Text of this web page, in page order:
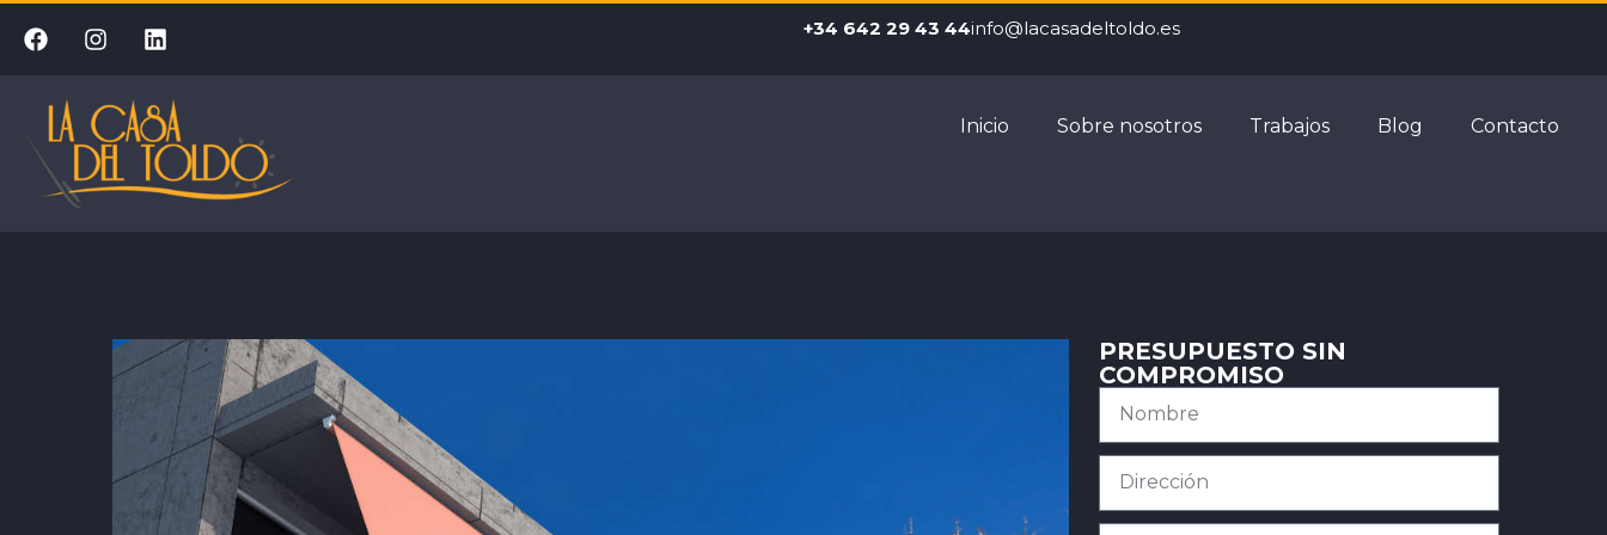
+34 642 29 43 44info@lacasadeltoldo.es
Inicio Sobre nosotros Trabajos Blog Contacto
PRESUPUESTO SIN
COMPROMISO